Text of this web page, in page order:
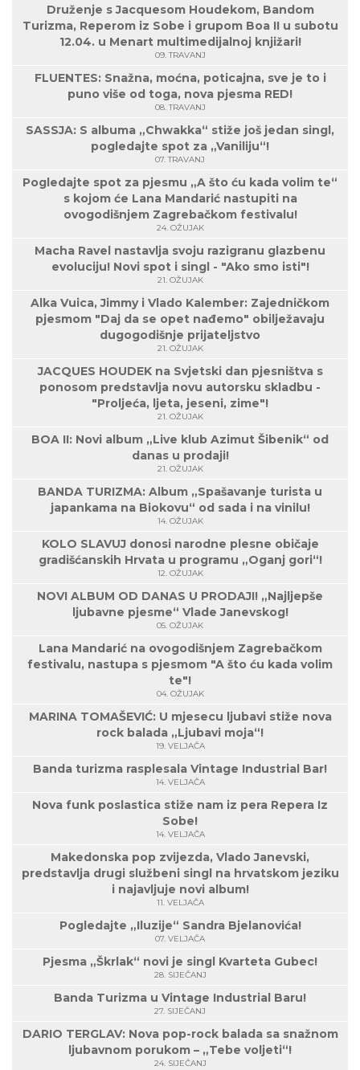
Druženje s Jacquesom Houdekom, Bandom
Turizma, Reperom iz Sobe i grupom Boa II u subotu
12.04. u Menart multimedijalnoj knjižari!
09. TRAVANJ
FLUENTES: Snažna, moćna, poticajna, sve je to i
puno više od toga, nova pjesma RED!
08. TRAVANJ
SASSJA: S albuma „Chwakka“ stiže još jedan singl,
pogledajte spot za „Vaniliju“!
07. TRAVANJ
Pogledajte spot za pjesmu „A što ću kada volim te“
s kojom će Lana Mandarić nastupiti na
ovogodišnjem Zagrebačkom festivalu!
24. OŽUJAK
Macha Ravel nastavlja svoju razigranu glazbenu
evoluciju! Novi spot i singl - "Ako smo isti"!
21. OŽUJAK
Alka Vuica, Jimmy i Vlado Kalember: Zajedničkom
pjesmom "Daj da se opet nađemo" obilježavaju
dugogodišnje prijateljstvo
21. OŽUJAK
JACQUES HOUDEK na Svjetski dan pjesništva s
ponosom predstavlja novu autorsku skladbu -
"Proljeća, ljeta, jeseni, zime"!
21. OŽUJAK
BOA II: Novi album „Live klub Azimut Šibenik“ od
danas u prodaji!
21. OŽUJAK
BANDA TURIZMA: Album „Spašavanje turista u
japankama na Biokovu“ od sada i na vinilu!
14. OŽUJAK
KOLO SLAVUJ donosi narodne plesne običaje
gradišćanskih Hrvata u programu „Oganj gori“!
12. OŽUJAK
NOVI ALBUM OD DANAS U PRODAJI! „Najljepše
ljubavne pjesme“ Vlade Janevskog!
05. OŽUJAK
Lana Mandarić na ovogodišnjem Zagrebačkom
festivalu, nastupa s pjesmom "A što ću kada volim
te"!
04. OŽUJAK
MARINA TOMAŠEVIĆ: U mjesecu ljubavi stiže nova
rock balada „Ljubavi moja“!
19. VELJAČA
Banda turizma rasplesala Vintage Industrial Bar!
14. VELJAČA
Nova funk poslastica stiže nam iz pera Repera Iz
Sobe!
14. VELJAČA
Makedonska pop zvijezda, Vlado Janevski,
predstavlja drugi službeni singl na hrvatskom jeziku
i najavljuje novi album!
11. VELJAČA
Pogledajte „Iluzije“ Sandra Bjelanovića!
07. VELJAČA
Pjesma „Škrlak“ novi je singl Kvarteta Gubec!
28. SIJEČANJ
Banda Turizma u Vintage Industrial Baru!
27. SIJEČANJ
DARIO TERGLAV: Nova pop-rock balada sa snažnom
ljubavnom porukom – „Tebe voljeti“!
24. SIJEČANJ